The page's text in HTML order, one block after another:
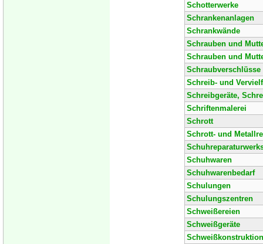
Schotterwerke
Schrankenanlagen
Schrankwände
Schrauben und
Schrauben und
Schraubverschlüsse
Schreib- und
Schreibgeräte,
Schriftenmalerei
Schrott
Schrott- und
Schuhwaren
Schuhwarenbedarf
Schulungen
Schulungszentren
Schweißereien
Schweißgeräte